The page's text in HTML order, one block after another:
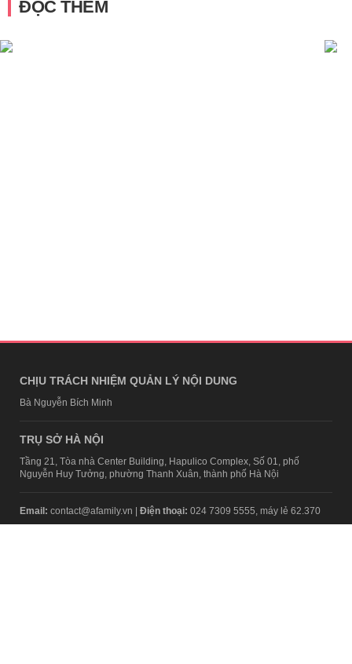
ĐỌC THÊM
CHỊU TRÁCH NHIỆM QUẢN LÝ NỘI DUNG
Bà Nguyễn Bích Minh
TRỤ SỞ HÀ NỘI
Tầng 21, Tòa nhà Center Building, Hapulico Complex, Số 01, phố
Nguyễn Huy Tưởng, phường Thanh Xuân, thành phố Hà Nội
Email: contact@afamily.vn | Điện thoại: 024 7309 5555, máy lẻ 62.370